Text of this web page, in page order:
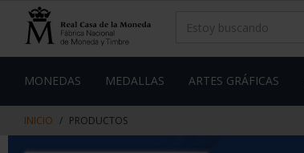
contenido
de
MONEDAS MEDALLAS ARTES GRÁFICAS
INICIO PRODUCTOS